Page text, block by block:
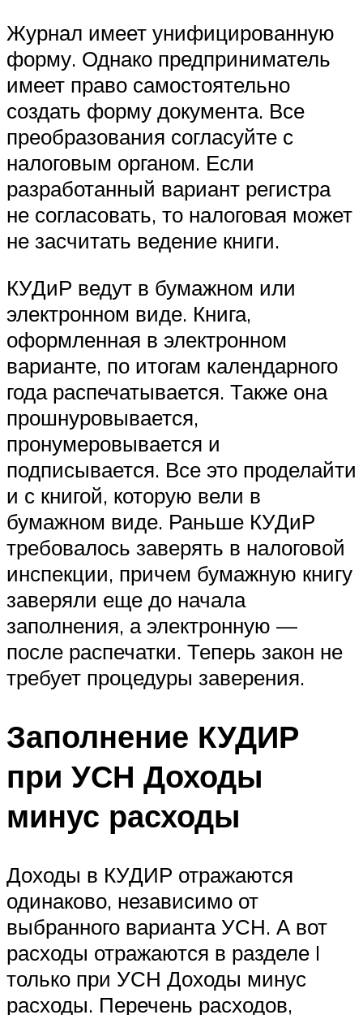
Журнал имеет унифицированную
форму. Однако предприниматель
имеет право самостоятельно
создать форму документа. Все
преобразования согласуйте с
налоговым органом. Если
разработанный вариант регистра
не согласовать, то налоговая может
не засчитать ведение книги.
КУДиР ведут в бумажном или
электронном виде. Книга,
оформленная в электронном
варианте, по итогам календарного
года распечатывается. Также она
прошнуровывается,
пронумеровывается и
подписывается. Все это проделайти
и с книгой, которую вели в
бумажном виде. Раньше КУДиР
требовалось заверять в налоговой
инспекции, причем бумажную книгу
заверяли еще до начала
заполнения, а электронную —
после распечатки. Теперь закон не
требует процедуры заверения.
Заполнение КУДИР
при УСН Доходы
минус расходы
Доходы в КУДИР отражаются
одинаково, независимо от
выбранного варианта УСН. А вот
расходы отражаются в разделе I
только при УСН Доходы минус
расходы. Перечень расходов,